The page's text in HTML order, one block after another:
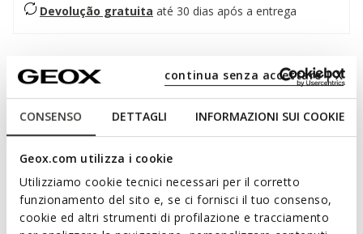
CONSENSO DETTAGLI INFORMAZIONI SUI COOKIE
Geox.com utilizza i cookie
Utilizziamo cookie tecnici necessari per il corretto
funzionamento del sito e, se ci fornisci il tuo consenso,
cookie ed altri strumenti di profilazione e tracciamento
continua senza accettare | X
Devolução gratuita até 30 dias após a entrega
Mochila de mulher prática e perfeita para todos os dias e
para a vida na cidade. Irenie é uma mochila funcional,
descontraída e espaçosa que conquista pelo seu estilo
preto versátil, é feita de pele macia.
CÓDIGO DO ARTIGO:D25JVA00046C9999